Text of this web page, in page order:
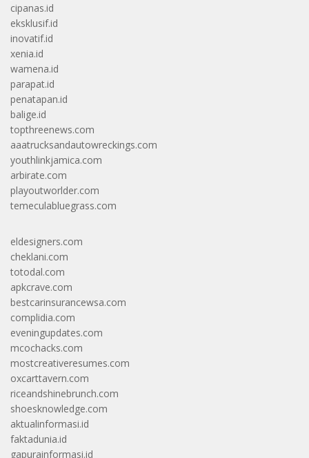
cipanas.id
eksklusif.id
inovatif.id
xenia.id
wamena.id
parapat.id
penatapan.id
balige.id
topthreenews.com
aaatrucksandautowreckings.com
youthlinkjamica.com
arbirate.com
playoutworlder.com
temeculabluegrass.com
eldesigners.com
cheklani.com
totodal.com
apkcrave.com
bestcarinsurancewsa.com
complidia.com
eveningupdates.com
mcochacks.com
mostcreativeresumes.com
oxcarttavern.com
riceandshinebrunch.com
shoesknowledge.com
aktualinformasi.id
faktadunia.id
gapurainformasi.id